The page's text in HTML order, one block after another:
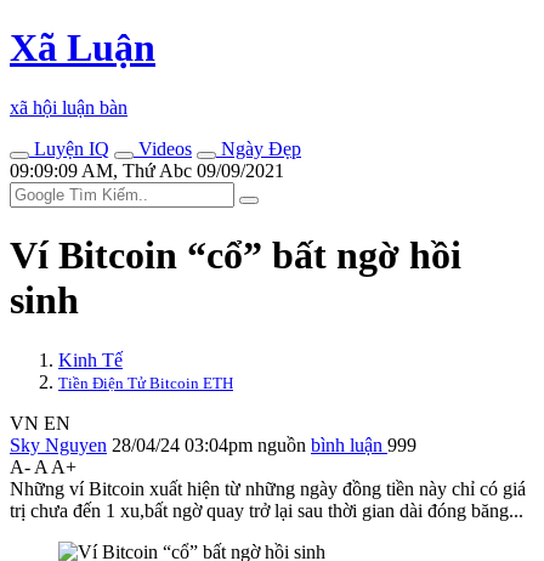
Xã Luận
xã hội luận bàn
Luyện IQ
Videos
Ngày Đẹp
09:09:09 AM, Thứ Abc 09/09/2021
Ví Bitcoin “cổ” bất ngờ hồi
sinh
Kinh Tế
Tiền Điện Tử Bitcoin ETH
VN EN
Sky Nguyen 28/04/24 03:04pm nguồn bình luận 999
A- A A+
Những ví Bitcoin xuất hiện từ những ngày đồng tiền này chỉ có giá
trị chưa đến 1 xu,bất ngờ quay trở lại sau thời gian dài đóng băng...